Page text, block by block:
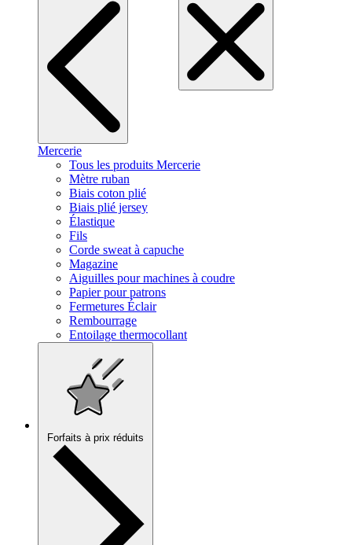
Mercerie
Tous les produits Mercerie
Mètre ruban
Biais coton plié
Biais plié jersey
Élastique
Fils
Corde sweat à capuche
Magazine
Aiguilles pour machines à coudre
Papier pour patrons
Fermetures Éclair
Rembourrage
Entoilage thermocollant
Forfaits à prix réduits